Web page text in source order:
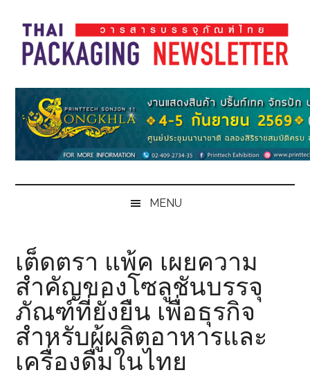
main
content
secondary
menu
primary
sidebar
footer
Thai
Pack
Magazine
Pack
Magazine
MENU
เต็ดตรา แพ้ค เผยความ
สำคัญของโซลูชันบรรจุ
ภัณฑ์ที่ยั่งยืน เพื่อธุรกิจ
สำหรับผู้ผลิตอาหารและ
เครื่องดื่มในไทย